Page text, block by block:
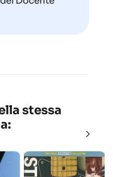
stessa